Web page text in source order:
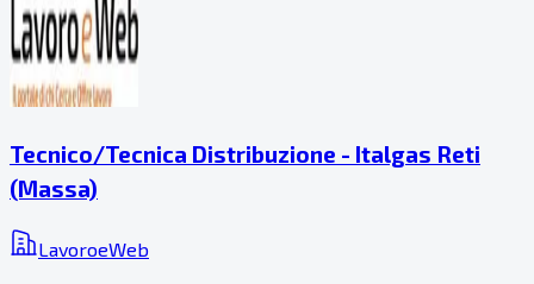
Tecnico/Tecnica Distribuzione - Italgas Reti
(Massa)
LavoroeWeb